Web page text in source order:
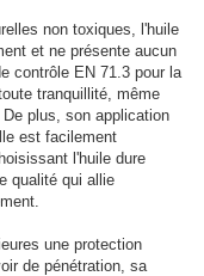
non toxiques, l'huile
et ne présente aucun
contrôle EN 71.3 pour la
tranquillité, même
plus, son application
est facilement
l'huile dure
qualité qui allie
une protection
de pénétration, sa